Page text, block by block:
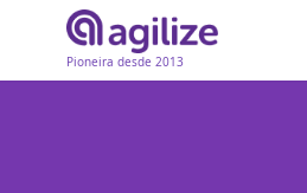
Pioneira desde 2013